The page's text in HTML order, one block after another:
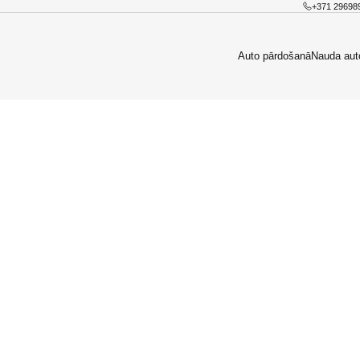
+371
Auto pārdošanāNauda